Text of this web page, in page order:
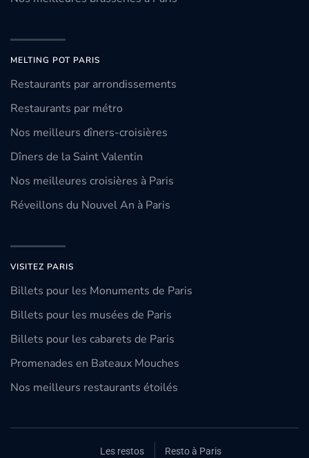
MELTING POT PARIS
Restaurants par arrondissements
Restaurants par métro
Nos meilleurs dîners-croisières
Dîners de la Saint Valentin
Nos meilleures croisières à Paris
Réveillons du Nouvel An à Paris
VISITEZ PARIS
Billets pour les Monuments de Paris
Billets pour les musées de Paris
Billets pour les cabarets de Paris
Promenades en Bateaux Mouches
Nos meilleurs restaurants étoilés
Les restos Resto à Paris